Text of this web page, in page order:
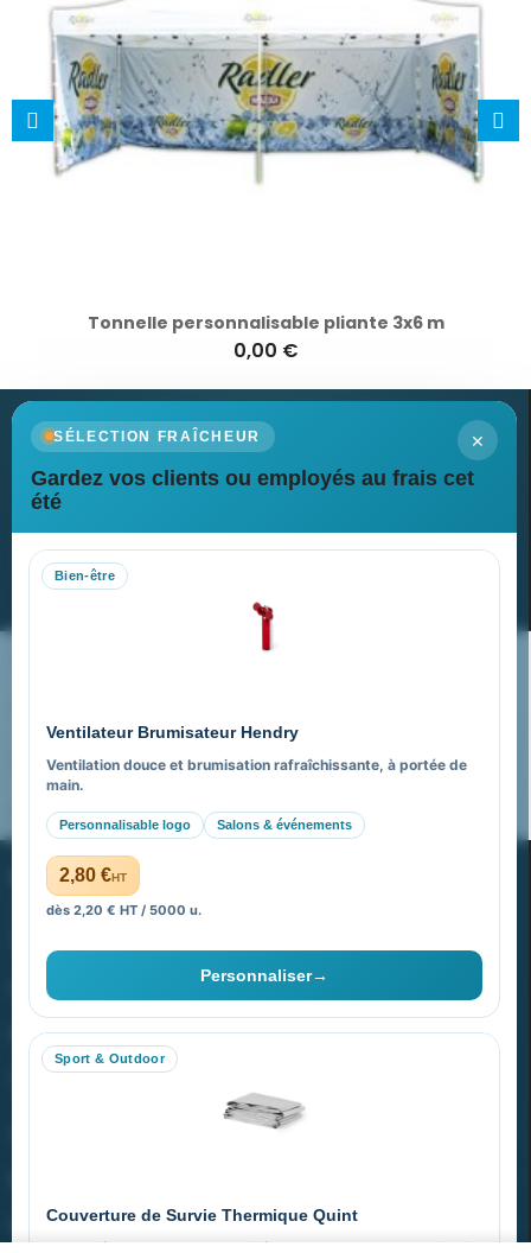
Tonnelle personnalisable pliante 3x6 m
0,00 €
×
SÉLECTION FRAÎCHEUR
Gardez vos clients ou employés au frais cet
été
Bien-être
Ventilateur Brumisateur Hendry
Ventilation douce et brumisation rafraîchissante, à portée de
main.
Personnalisable logo Salons & événements
2,80 €HT
dès 2,20 € HT / 5000 u.
Personnaliser→
Sport & Outdoor
Couverture de Survie Thermique Quint
Imperméable et coupe-vent, idéale pour le sport et le plein air.
Newsletter
Recevez nos dernières nouvelles et nos offres spéciales
Nos expertises & accompagnement global
FAQ sur Promenoch Goodies Pub France
Pourquoi ça a marché à 100% pour moi ?
PROMENOCH GOODIES
40 rue Madeleine Michelis
92 200 Neuilly
equipe@promenoch-goodies.com
NOTRE SOCIÉTÉ